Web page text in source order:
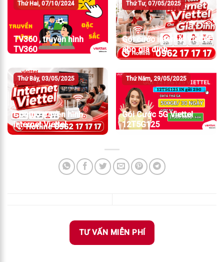
Thứ Hai, 07/10/2024
TV360 , truyền hình
TV360
Thứ Tư, 07/05/2025
Gói cước internet Viettel
cho gia đình
Thứ Bảy, 03/05/2025
Combo truyền hình
internet Viettel
Thứ Năm, 29/05/2025
Gói Cước 5G Viettel
12T5G125
TƯ VẤN MIỄN PHÍ